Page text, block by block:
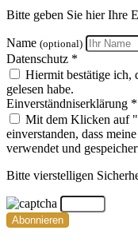
Bitte geben Sie hier Ihre
Name (optional)
Datenschutz *
Hiermit bestätige ich,
gelesen habe.
Einverständniserklärung *
Mit dem Klicken auf
einverstanden, dass
verwendet und
Bitte vierstelligen
Abonnieren